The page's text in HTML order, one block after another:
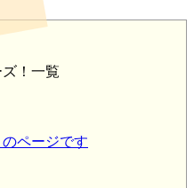
ズ！一覧
ページです